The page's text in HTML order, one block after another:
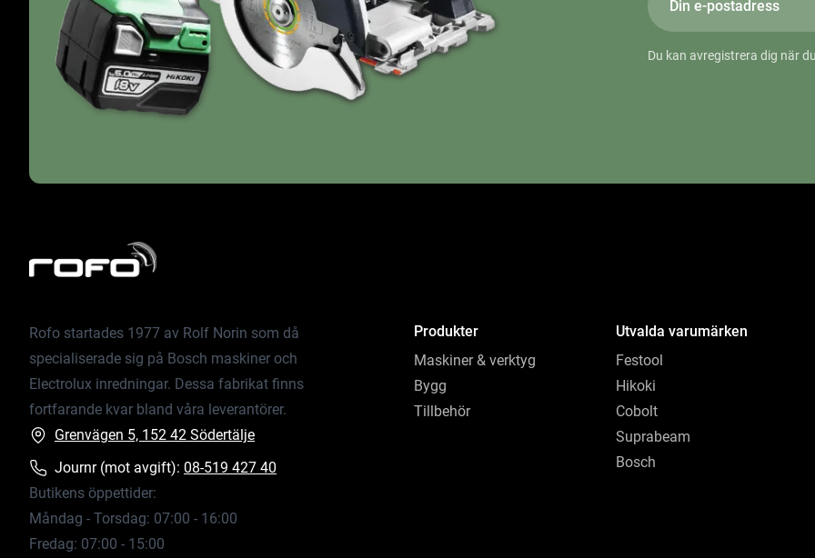
Du kan avregistrera dig när
Rofo startades 1977 av Rolf Norin som då
specialiserade sig på Bosch maskiner och
Electrolux inredningar. Dessa fabrikat finns
fortfarande kvar bland våra leverantörer.
Grenvägen 5, 152 42 Södertälje
Journr (mot avgift): 08-519 427 40
Butikens öppettider:
Måndag - Torsdag: 07:00 - 16:00
Fredag: 07:00 - 15:00
Produkter
Maskiner & verktyg
Bygg
Tillbehör
Utvalda varumärken
Festool
Hikoki
Cobolt
Suprabeam
Bosch